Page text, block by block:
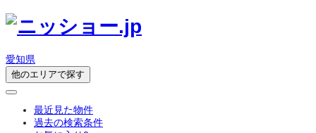
愛知県
他のエリアで探す
最近見た物件
過去の検索条件